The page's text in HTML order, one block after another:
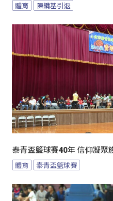
體育 陳鏞基引退
泰青盃籃球賽40年 信仰凝聚
體育 泰青盃籃球賽